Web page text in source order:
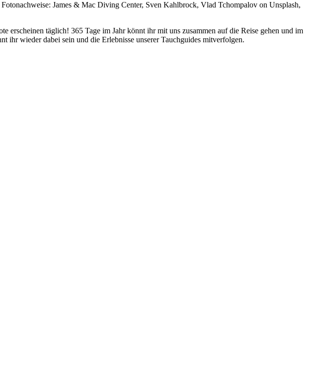
James & Mac Diving Center, Sven Kahlbrock, Vlad Tchompalov on Unsplash,
erscheinen täglich! 365 Tage im Jahr könnt ihr mit uns zusammen auf die Reise gehen und im
ihr wieder dabei sein und die Erlebnisse unserer Tauchguides mitverfolgen.